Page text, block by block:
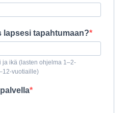
lapsesi tapahtumaan?
ja ikä (lasten ohjelma 1–2-
vuotiaille)